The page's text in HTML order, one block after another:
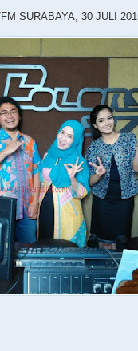
SURABAYA, 30 JULI